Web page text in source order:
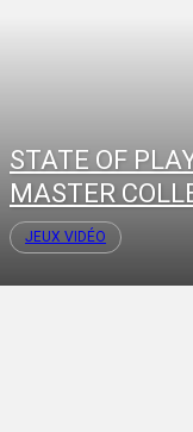
STATE OF
MASTER
JEUX VIDÉO